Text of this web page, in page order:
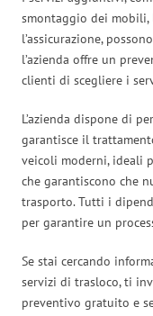
smontaggio dei
l’assicurazione,
l’azienda offre un
clienti di scegliere i
L’azienda dispone di
garantisce il
veicoli moderni, ideali
che garantiscono che
trasporto. Tutti i
per garantire un
Se stai cercando
servizi di trasloco, ti
preventivo gratuito e